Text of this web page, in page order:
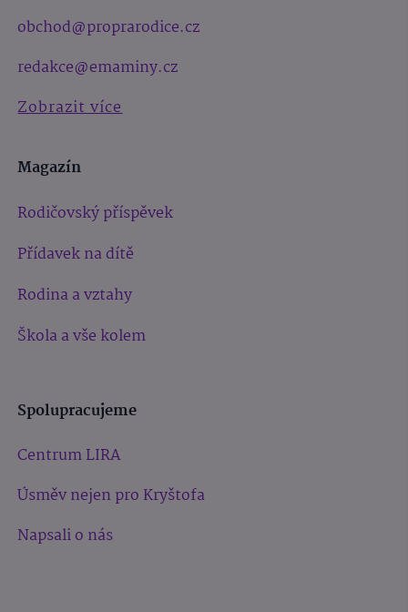
obchod@proprarodice.cz
redakce@emaminy.cz
Zobrazit více
Magazín
Rodičovský příspěvek
Přídavek na dítě
Rodina a vztahy
Škola a vše kolem
Spolupracujeme
Centrum LIRA
Úsměv nejen pro Kryštofa
Napsali o nás